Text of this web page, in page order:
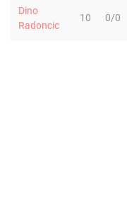
Dino
Radoncic
10 0/0